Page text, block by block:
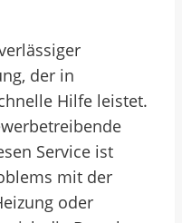
der in
Hilfe leistet.
Service ist
mit der
oder